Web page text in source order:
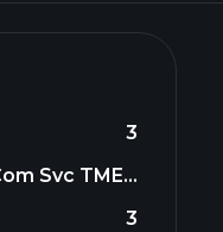
3
Svc TME...
3